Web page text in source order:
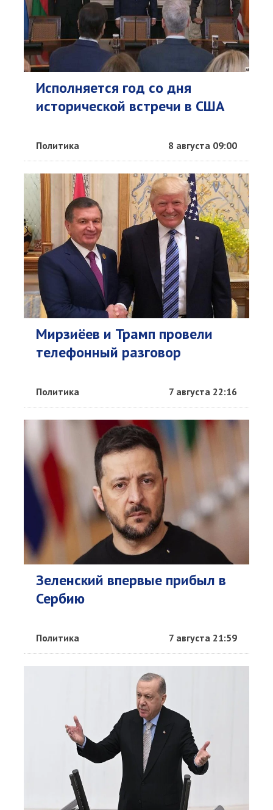
Исполняется год со дня
исторической встречи в США
Политика 8 августа 09:00
Мирзиёев и Трамп провели
телефонный разговор
Политика 7 августа 22:16
Зеленский впервые прибыл в
Сербию
Политика 7 августа 21:59